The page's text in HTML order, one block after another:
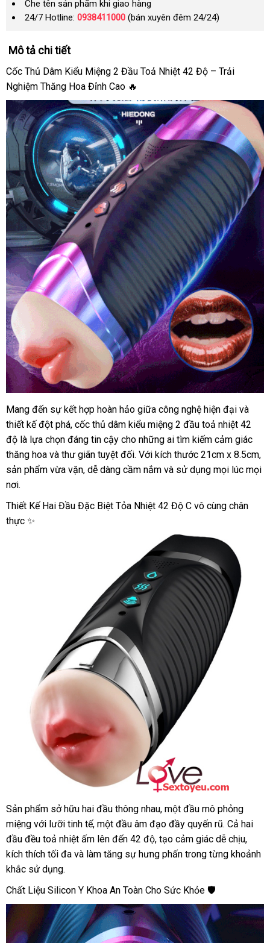
Che tên sản phẩm khi giao hàng
24/7 Hotline: 0938411000 (bán xuyên đêm 24/24)
Mô tả chi tiết
Cốc Thủ Dâm Kiểu Miệng 2 Đầu Toả Nhiệt 42 Độ – Trải
Nghiệm Thăng Hoa Đỉnh Cao 🔥
Âm
đạo
2
đầu
cao
cấp
rung
nhẹ
tỏa
Mang đến sự kết hợp hoàn hảo giữa công nghệ hiện đại và
thiết kế đột phá, cốc thủ dâm kiểu miệng 2 đầu toả nhiệt 42
độ là lựa chọn đáng tin cậy cho những ai tìm kiếm cảm giác
thăng hoa và thư giãn tuyệt đối. Với kích thước 21cm x 8.5cm,
sản phẩm vừa vặn, dễ dàng cầm nắm và sử dụng mọi lúc mọi
nơi.
Thiết Kế Hai Đầu Đặc Biệt Tỏa Nhiệt 42 Độ C vô cùng chân
thực ✨
Âm
đạo
2
đầu
cao
rung
nhẹ
tỏa
nhiệt
Sản phẩm sở hữu hai đầu thông nhau, một đầu mô phỏng
miệng với lưỡi tinh tế, một đầu âm đạo đầy quyến rũ. Cả hai
đầu đều toả nhiệt ấm lên đến 42 độ, tạo cảm giác dễ chịu,
kích thích tối đa và làm tăng sự hưng phấn trong từng khoảnh
khắc sử dụng.
Chất Liệu Silicon Y Khoa An Toàn Cho Sức Khỏe 🛡️